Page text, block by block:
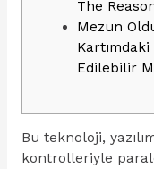
The
Mezun
Edilebilir
Bu teknoloji,
kontrolleriyle